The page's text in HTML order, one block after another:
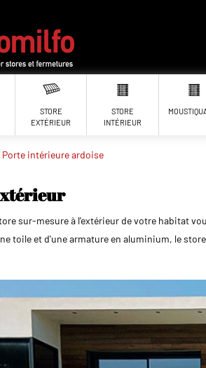
STORE
EXTÉRIEUR
STORE
INTÉRIEUR
Porte intérieure ardoise
sur-mesure à l'extérieur de votre habitat
toile et d'une armature en aluminium, le